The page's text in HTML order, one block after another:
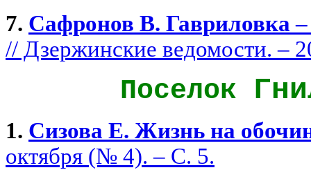
7. Сафронов В. Гавриловка
// Дзержинские ведомости. –
Поселок
1. Сизова Е. Жизнь на
октября (№ 4). – С. 5.